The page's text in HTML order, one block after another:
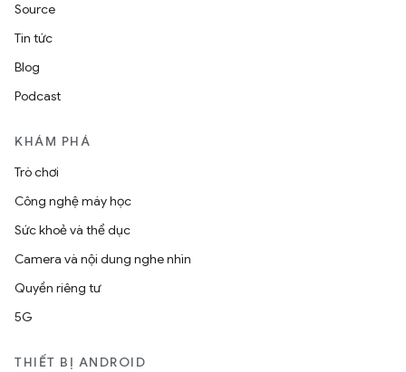
Source
Tin tức
Blog
Podcast
KHÁM PHÁ
Trò chơi
Công nghệ máy học
Sức khoẻ và thể dục
Camera và nội dung nghe nhìn
Quyền riêng tư
5G
THIẾT BỊ ANDROID